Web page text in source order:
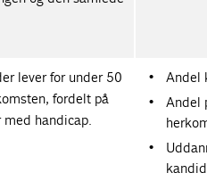
lever for under 50
fordelt på
med handicap.
Andel
Andel